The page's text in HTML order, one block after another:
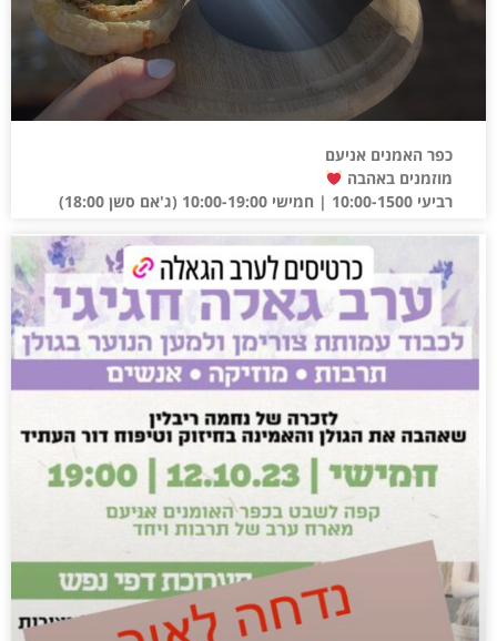
כפר האמנים אניעם
מוזמנים באהבה
רביעי 10:00-1500 | חמישי 10:00-19:00 (ג'אם סשן 18:00)